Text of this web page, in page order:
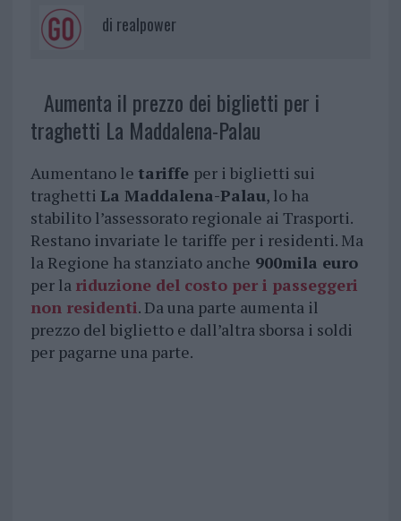
di realpower
Aumenta il prezzo dei biglietti per i
traghetti La Maddalena-Palau
Aumentano le tariffe per i biglietti sui
traghetti La Maddalena-Palau, lo ha
stabilito l’assessorato regionale ai Trasporti.
Restano invariate le tariffe per i residenti. Ma
la Regione ha stanziato anche 900mila euro
per la riduzione del costo per i passeggeri
non residenti. Da una parte aumenta il
prezzo del biglietto e dall’altra sborsa i soldi
per pagarne una parte.